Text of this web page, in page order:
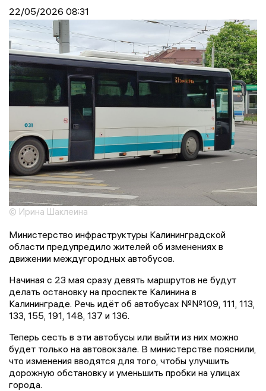
22/05/2026 08:31
© Ирина Шаклеина
Министерство инфраструктуры Калининградской
области предупредило жителей об изменениях в
движении междугородных автобусов.
Начиная с 23 мая сразу девять маршрутов не будут
делать остановку на проспекте Калинина в
Калининграде. Речь идёт об автобусах №№109, 111, 113,
133, 155, 191, 148, 137 и 136.
Теперь сесть в эти автобусы или выйти из них можно
будет только на автовокзале. В министерстве пояснили,
что изменения вводятся для того, чтобы улучшить
дорожную обстановку и уменьшить пробки на улицах
города.